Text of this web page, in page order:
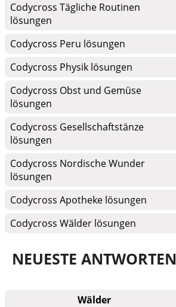
Codycross Tägliche Routinen
lösungen
Codycross Peru lösungen
Codycross Physik lösungen
Codycross Obst und Gemüse
lösungen
Codycross Gesellschaftstänze
lösungen
Codycross Nordische Wunder
lösungen
Codycross Apotheke lösungen
Codycross Wälder lösungen
NEUESTE ANTWORTEN
Wälder